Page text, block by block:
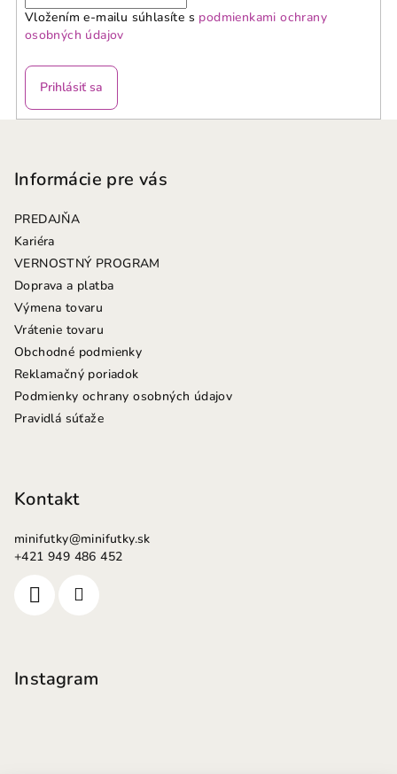
Vložením e-mailu súhlasíte s podmienkami ochrany
osobných údajov
Prihlásiť sa
Informácie pre vás
PREDAJŇA
Kariéra
VERNOSTNÝ PROGRAM
Doprava a platba
Výmena tovaru
Vrátenie tovaru
Obchodné podmienky
Reklamačný poriadok
Podmienky ochrany osobných údajov
Pravidlá súťaže
Kontakt
minifutky@minifutky.sk
+421 949 486 452
Instagram